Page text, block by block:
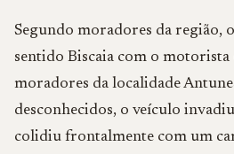
Segundo moradores da região,
sentido Biscaia com o motorista
moradores da localidade
desconhecidos, o veículo
colidiu frontalmente com um